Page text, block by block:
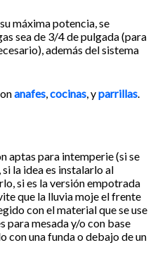
máxima potencia, se
sea de 3/4 de pulgada (para
además del sistema
anafes cocinas , yparrillas
aptas para intemperie (si se
la idea es instalarlo al
si es la versión empotrada
que la lluvia moje el frente
con el material que se use
para mesada y/o con base
con una funda o debajo de un